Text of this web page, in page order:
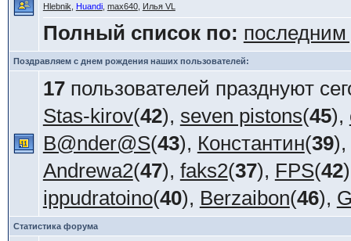
Hlebnik Huandi, max640, Илья VL
Полный список по:
Поздравляем с днем рождения наших пользователей:
17пользователей празднуют
Stas-kirov(42), seven pistons(45),
B@nder@S(43), Константин(39),
Andrewa2(47), faks2(37), FPS(42
ippudratoino(40), Berzaibon(46),
Статистика форума